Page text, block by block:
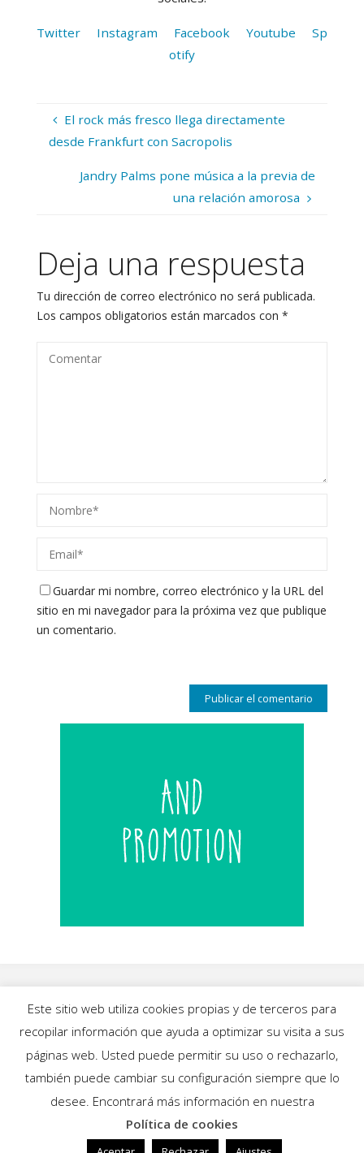
Twitter Instagram Facebook Youtube
Sp
otify
El rock más fresco llega directamente
desde Frankfurt con Sacropolis
Jandry Palms pone música a la previa de
una relación amorosa
Deja una respuesta
Tu dirección de correo electrónico no será publicada.
Los campos obligatorios están marcados con *
Guardar mi nombre, correo electrónico y la URL del
sitio en mi navegador para la próxima vez que publique
un comentario.
GALERÍAS
QUIÉNES SOMOS
Funciona conFluida&WordPress.
Este sitio web utiliza cookies propias y de terceros para
recopilar información que ayuda a optimizar su visita a sus
páginas web. Usted puede permitir su uso o rechazarlo,
también puede cambiar su configuración siempre que lo
desee. Encontrará más información en nuestra
Política de cookies